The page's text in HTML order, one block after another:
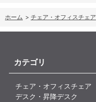
ホーム > チェア・オフィスチェア
カテゴリ
チェア・オフィスチェア
デスク・昇降デスク